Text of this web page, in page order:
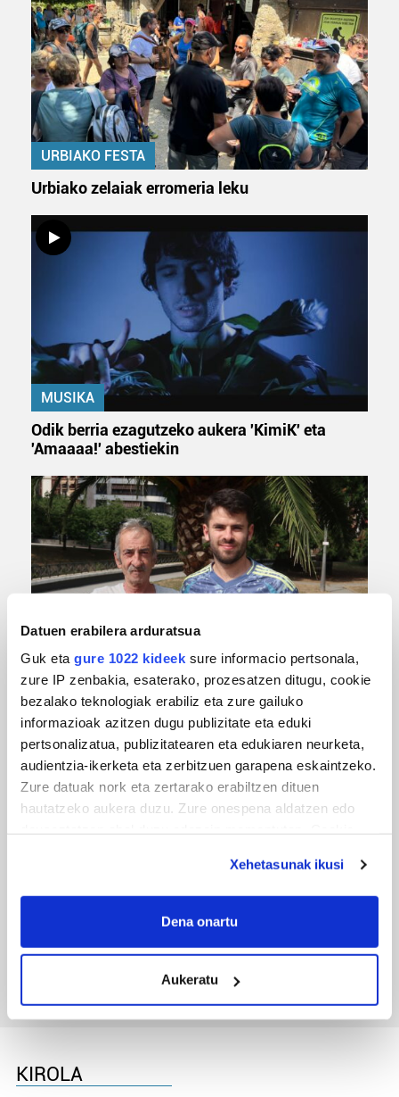
Datuen erabilera arduratsua
Guk eta gure 1022 kideek sure informacio pertsonala,
zure IP zenbakia, esaterako, prozesatzen ditugu, cookie
bezalako teknologiak erabiliz eta zure gailuko
informazioak azitzen dugu publizitate eta eduki
pertsonalizatua, publizitatearen eta edukiaren neurketa,
audientzia-ikerketa eta zerbitzuen garapena eskaintzeko.
Zure datuak nork eta zertarako erabiltzen dituen
hautatzeko aukera duzu. Zure onespena aldatzen edo
If you allow, we would also like to:
Collect information about your geographical
Identify your device by actively scanning it for
specific characteristics (fingerprinting)
Xehetasunak ikusi
Dena onartu
Aukeratu
URBIAKO FESTA
Urbiako zelaiak erromeria leku
MUSIKA
Odik berria ezagutzeko aukera 'KimiK' eta
'Amaaaa!' abestiekin
MUSA
Euxebio eta Ekaitz Zabala: Zumarragako mus
txapelketa irabazi duten aita-semeak
TXIRRINDULARITZA
Tourreko goierritarrak
KIROLA